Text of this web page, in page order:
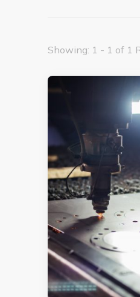
Showing: 1 - 1 of 1